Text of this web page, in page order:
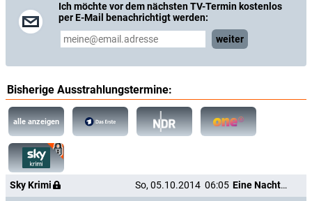
Ich möchte vor dem nächsten TV-Termin kostenlos
per E-Mail benachrichtigt werden:
weiter
Bisherige Ausstrahlungstermine:
alle anzeigen
Sky Krimi So, 05.10.2014 06:05
Eine Nacht im Grandhotel